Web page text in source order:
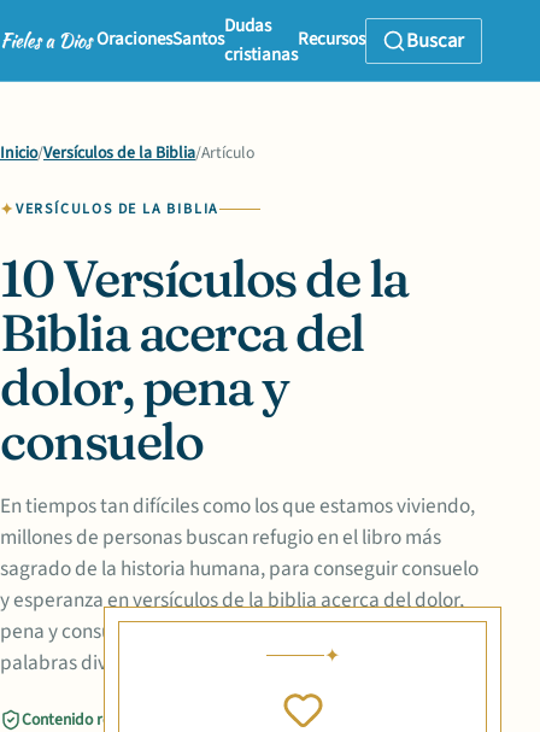
OracionesSantos
Dudas
cristianas
Recursos Buscar
Inicio/Versículos de la Biblia/Artículo
VERSÍCULOS DE LA BIBLIA
10 Versículos de la
Biblia acerca del
dolor, pena y
consuelo
En tiempos tan difíciles como los que estamos viviendo,
millones de personas buscan refugio en el libro más
sagrado de la historia humana, para conseguir consuelo
y esperanza en versículos de la biblia acerca del dolor,
pena y consuelo. En la biblia, se encuentran escritas
palabras divinas que ayudan el transitar de la
Contenido revisado